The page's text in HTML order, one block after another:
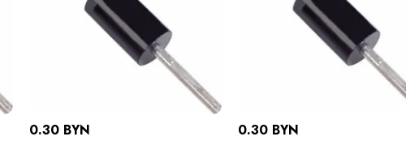
0.30 BYN 0.30 BYN